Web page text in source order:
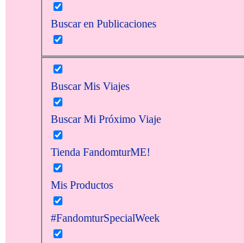
Buscar en Publicaciones
Buscar Mis Viajes
Buscar Mi Próximo Viaje
Tienda FandomturME!
Mis Productos
#FandomturSpecialWeek